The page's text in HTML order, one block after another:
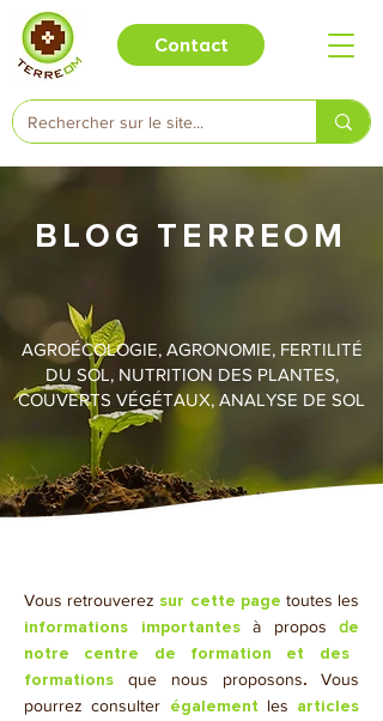
Contact
BLOG TERREOM
AGROÉCOLOGIE, AGRONOMIE, FERTILITÉ
DU SOL, NUTRITION DES PLANTES,
COUVERTS VÉGÉTAUX, ANALYSE DE SOL
Vous retrouverez sur cette page toutes les
informations importantesà propos de
notre centre de formation et des
formations
que nous proposons. Vous
pourrez consulter
également les
articles